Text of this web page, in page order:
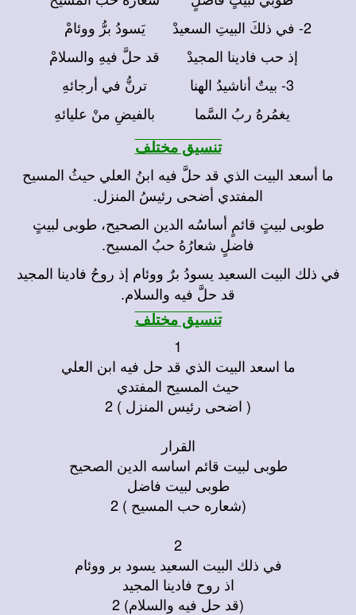
2- في ذلكَ البيتِ السعيدْ
إذ حب فادينا المجيدْ
3- بيتٌ أناشيدُ الهنا
يغمُرهُ ربُ السَّما
يَسودُ برُّ ووئامْ
قد حلَّ فيهِ والسلامْ
ترنُّ في أرجائهِ
بالفيضِ منْ عليائهِ
تنسيق مختلف
ما أسعد البيت الذي قد حلَّ فيه ابنُ العلي حيثُ المسيح
المفتدي أضحى رئيسُ المنزل.
طوبى لبيتٍ قائمٍ أساسُه الدين الصحيح، طوبى لبيتٍ
فاضلٍ شعارُهُ حبُ المسيح.
في ذلك البيت السعيد يسودُ برٌ ووئام إذ روحُ فادينا المجيد
قد حلَّ فيه والسلام.
تنسيق مختلف
1
ما اسعد البيت الذي قد حل فيه ابن العلي
حيث المسيح المفتدي
( اضحى رئيس المنزل ) 2
القرار
طوبى لبيت قائم اساسه الدين الصحيح
طوبى لبيت فاضل
(شعاره حب المسيح ) 2
2
في ذلك البيت السعيد يسود بر ووئام
اذ روح فادينا المجيد
(قد حل فيه والسلام) 2